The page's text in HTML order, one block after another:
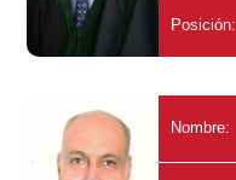
Posición:
Nombre: